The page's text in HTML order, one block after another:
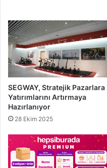
SEGWAY, Stratejik Pazarlara
Yatırımlarını Artırmaya
Hazırlanıyor
28 Ekim 2025